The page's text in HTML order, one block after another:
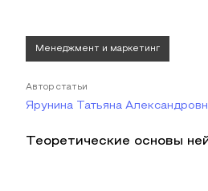
Менеджмент и маркетинг
Автор статьи
Ярунина Татьяна
Теоретические основы